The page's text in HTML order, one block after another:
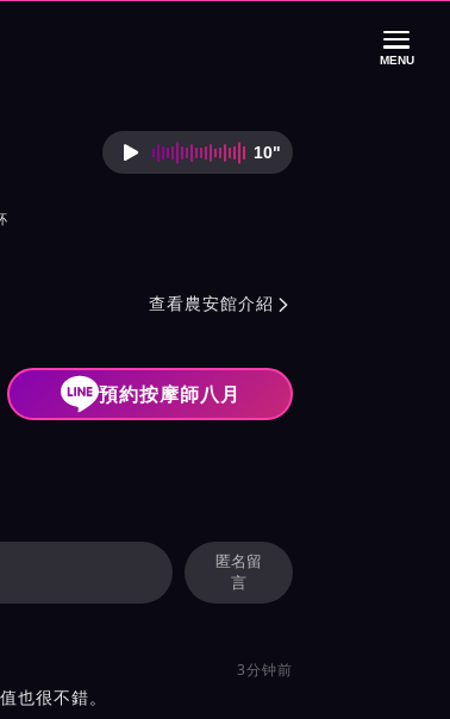
MENU
按摩師八月語音介
10"
查看農安館介紹 
預約按摩師八月
匿名留
言
3分钟前
也很不錯。